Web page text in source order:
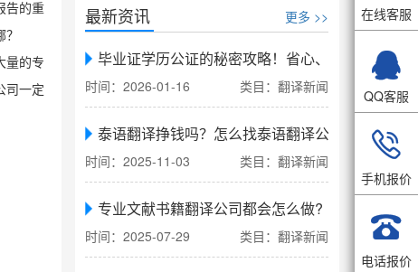
告的重
量的专
司一定
最新资讯 更多 >>
毕业证学历公证的秘密攻略！省心、省力、省时
时间：2026-01-16 类目：翻译新闻
泰语翻译挣钱吗？怎么找泰语翻译公司翻译
时间：2025-11-03 类目：翻译新闻
专业文献书籍翻译公司都会怎么做?
时间：2025-07-29 类目：翻译新闻
在线客服

QQ客服

手机报价

电话报价